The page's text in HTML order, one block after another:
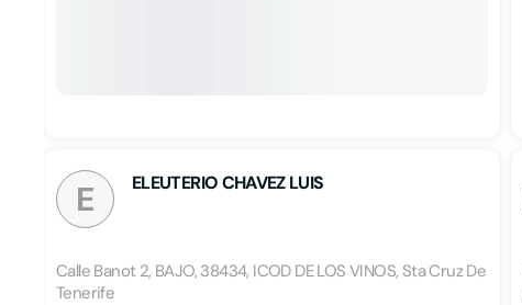
E ELEUTERIO CHAVEZ LUIS
Calle Banot 2, BAJO, 38434, ICOD DE LOS VINOS, Sta Cruz De
Tenerife